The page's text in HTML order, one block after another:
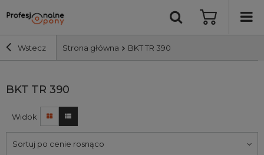
Wstecz Strona główna BKT TR 390
Szerokość i profil
Średnica
Producent
BKT TR 390
Widok
Sortuj po cenie rosnąco